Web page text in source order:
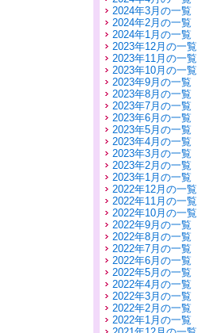
2024年3月の一覧
2024年2月の一覧
2024年1月の一覧
2023年12月の一覧
2023年11月の一覧
2023年10月の一覧
2023年9月の一覧
2023年8月の一覧
2023年7月の一覧
2023年6月の一覧
2023年5月の一覧
2023年4月の一覧
2023年3月の一覧
2023年2月の一覧
2023年1月の一覧
2022年12月の一覧
2022年11月の一覧
2022年10月の一覧
2022年9月の一覧
2022年8月の一覧
2022年7月の一覧
2022年6月の一覧
2022年5月の一覧
2022年4月の一覧
2022年3月の一覧
2022年2月の一覧
2022年1月の一覧